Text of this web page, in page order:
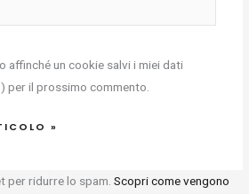
affinché un cookie salvi i miei dati
per il prossimo commento.
per ridurre lo spam.Scopri come vengono